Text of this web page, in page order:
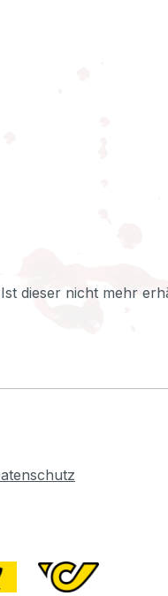
dieser nicht mehr